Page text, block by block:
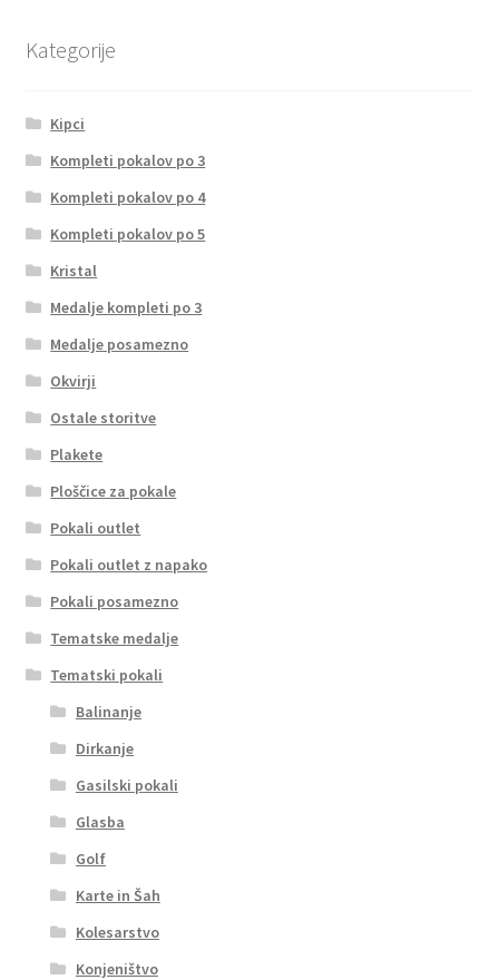
Kategorije
Kipci
Kompleti pokalov po 3
Kompleti pokalov po 4
Kompleti pokalov po 5
Kristal
Medalje kompleti po 3
Medalje posamezno
Okvirji
Ostale storitve
Plakete
Ploščice za pokale
Pokali outlet
Pokali outlet z napako
Pokali posamezno
Tematske medalje
Tematski pokali
Balinanje
Dirkanje
Gasilski pokali
Glasba
Golf
Karte in Šah
Kolesarstvo
Konjeništvo